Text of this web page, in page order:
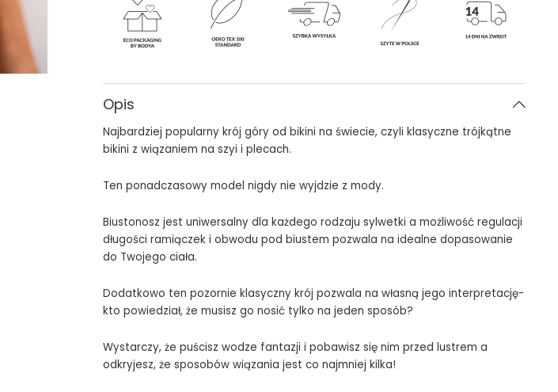
Opis
Najbardziej popularny krój góry od bikini na świecie, czyli klasyczne trójkątne
bikini z wiązaniem na szyi i plecach.
Ten ponadczasowy model nigdy nie wyjdzie z mody.
Biustonosz jest uniwersalny dla każdego rodzaju sylwetki a możliwość regulacji
długości ramiączek i obwodu pod biustem pozwala na idealne dopasowanie
do Twojego ciała.
Dodatkowo ten pozornie klasyczny krój pozwala na własną jego interpretację-
kto powiedział, że musisz go nosić tylko na jeden sposób?
Wystarczy, że puścisz wodze fantazji i pobawisz się nim przed lustrem a
odkryjesz, że sposobów wiązania jest co najmniej kilka!